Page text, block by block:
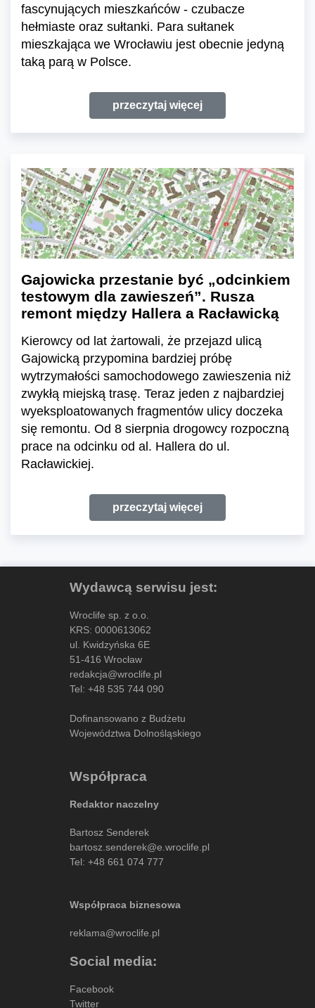
fascynujących mieszkańców - czubacze
hełmiaste oraz sułtanki. Para sułtanek
mieszkająca we Wrocławiu jest obecnie jedyną
taką parą w Polsce.
przeczytaj więcej
Gajowicka przestanie być „odcinkiem
testowym dla zawieszeń”. Rusza
remont między Hallera a Racławicką
Kierowcy od lat żartowali, że przejazd ulicą
Gajowicką przypomina bardziej próbę
wytrzymałości samochodowego zawieszenia niż
zwykłą miejską trasę. Teraz jeden z najbardziej
wyeksploatowanych fragmentów ulicy doczeka
się remontu. Od 8 sierpnia drogowcy rozpoczną
prace na odcinku od al. Hallera do ul.
Racławickiej.
przeczytaj więcej
Wydawcą serwisu jest:
Wroclife sp. z o.o.
KRS: 0000613062
ul. Kwidzyńska 6E
51-416 Wrocław
redakcja@wroclife.pl
Tel: +48 535 744 090
Dofinansowano z Budżetu
Województwa Dolnośląskiego
Współpraca
Redaktor naczelny
Bartosz Senderek
bartosz.senderek@e.wroclife.pl
Tel: +48 661 074 777
Współpraca biznesowa
reklama@wroclife.pl
Social media:
Facebook
Twitter